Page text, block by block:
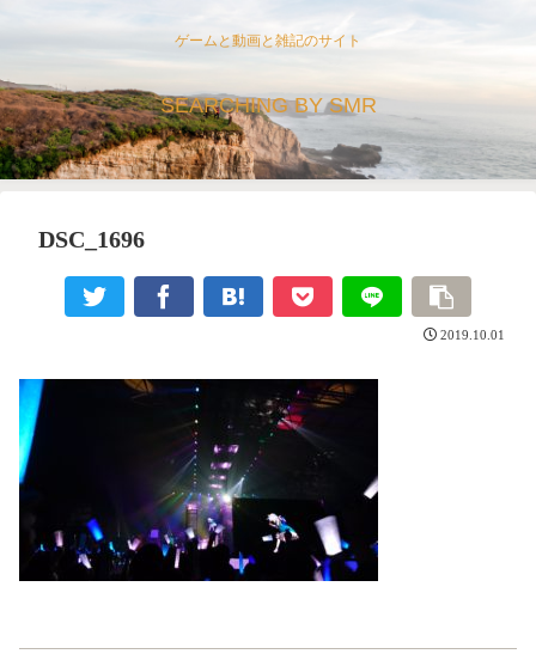
ゲームと動画と雑記のサイト
SEARCHING BY SMR
DSC_1696
2019.10.01